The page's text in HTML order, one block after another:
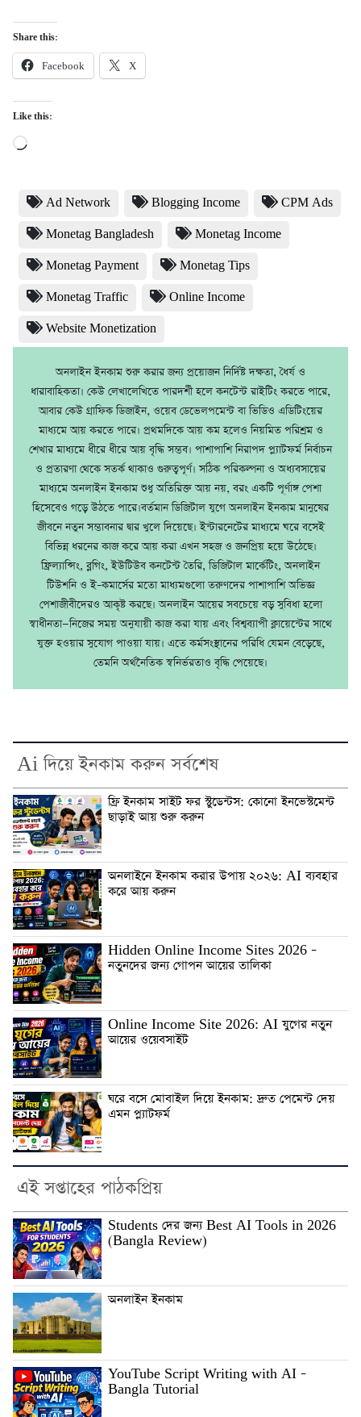
Share this:
Facebook X
Like this:
Loading…
Ad Network Blogging Income CPM Ads
Monetag Bangladesh Monetag Income
Monetag Payment Monetag Tips
Monetag Traffic Online Income
Website Monetization
অনলাইন ইনকাম শুরু করার জন্য প্রয়োজন নির্দিষ্ট দক্ষতা, ধৈর্য ও
ধারাবাহিকতা। কেউ লেখালেখিতে পারদর্শী হলে কনটেন্ট রাইটিং করতে পারে,
আবার কেউ গ্রাফিক ডিজাইন, ওয়েব ডেভেলপমেন্ট বা ভিডিও এডিটিংয়ের
মাধ্যমে আয় করতে পারে। প্রথমদিকে আয় কম হলেও নিয়মিত পরিশ্রম ও
শেখার মাধ্যমে ধীরে ধীরে আয় বৃদ্ধি সম্ভব। পাশাপাশি নিরাপদ প্ল্যাটফর্ম নির্বাচন
ও প্রতারণা থেকে সতর্ক থাকাও গুরুত্বপূর্ণ। সঠিক পরিকল্পনা ও অধ্যবসায়ের
মাধ্যমে অনলাইন ইনকাম শুধু অতিরিক্ত আয় নয়, বরং একটি পূর্ণাঙ্গ পেশা
হিসেবেও গড়ে উঠতে পারে।বর্তমান ডিজিটাল যুগে অনলাইন ইনকাম মানুষের
জীবনে নতুন সম্ভাবনার দ্বার খুলে দিয়েছে। ইন্টারনেটের মাধ্যমে ঘরে বসেই
বিভিন্ন ধরনের কাজ করে আয় করা এখন সহজ ও জনপ্রিয় হয়ে উঠেছে।
ফ্রিল্যান্সিং, ব্লগিং, ইউটিউব কনটেন্ট তৈরি, ডিজিটাল মার্কেটিং, অনলাইন
টিউশনি ও ই–কমার্সের মতো মাধ্যমগুলো তরুণদের পাশাপাশি অভিজ্ঞ
পেশাজীবীদেরও আকৃষ্ট করছে। অনলাইন আয়ের সবচেয়ে বড় সুবিধা হলো
স্বাধীনতা—নিজের সময় অনুযায়ী কাজ করা যায় এবং বিশ্বব্যাপী ক্লায়েন্টের সাথে
যুক্ত হওয়ার সুযোগ পাওয়া যায়। এতে কর্মসংস্থানের পরিধি যেমন বেড়েছে,
তেমনি অর্থনৈতিক স্বনির্ভরতাও বৃদ্ধি পেয়েছে।
Ai দিয়ে ইনকাম করুন সর্বশেষ
ফ্রি ইনকাম সাইট ফর স্টুডেন্টস: কোনো ইনভেস্টমেন্ট
ছাড়াই আয় শুরু করুন
অনলাইনে ইনকাম করার উপায় ২০২৬: AI ব্যবহার
করে আয় করুন
Hidden Online Income Sites 2026 –
নতুনদের জন্য গোপন আয়ের তালিকা
Online Income Site 2026: AI যুগের নতুন
আয়ের ওয়েবসাইট
ঘরে বসে মোবাইল দিয়ে ইনকাম: দ্রুত পেমেন্ট দেয়
এমন প্ল্যাটফর্ম
এই সপ্তাহের পাঠকপ্রিয়
Students দের জন্য Best AI Tools in 2026
(Bangla Review)
অনলাইন ইনকাম
YouTube Script Writing with AI –
Bangla Tutorial